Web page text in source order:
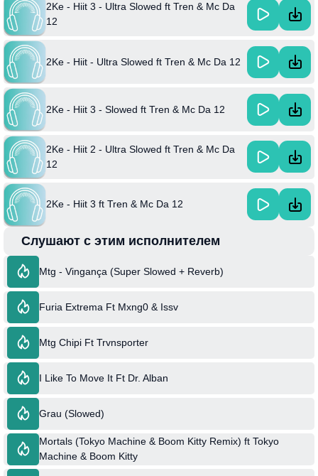
2Ke - Hiit 3 - Ultra Slowed ft Tren & Mc Da
12
2Ke - Hiit - Ultra Slowed ft Tren & Mc Da 12
2Ke - Hiit 3 - Slowed ft Tren & Mc Da 12
2Ke - Hiit 2 - Ultra Slowed ft Tren & Mc Da
12
2Ke - Hiit 3 ft Tren & Mc Da 12
Слушают с этим исполнителем
Mtg - Vingança (Super Slowed + Reverb)
Furia Extrema Ft Mxng0 & Issv
Mtg Chipi Ft Trvnsporter
I Like To Move It Ft Dr. Alban
Grau (Slowed)
Mortals (Tokyo Machine & Boom Kitty Remix) ft Tokyo
Machine & Boom Kitty